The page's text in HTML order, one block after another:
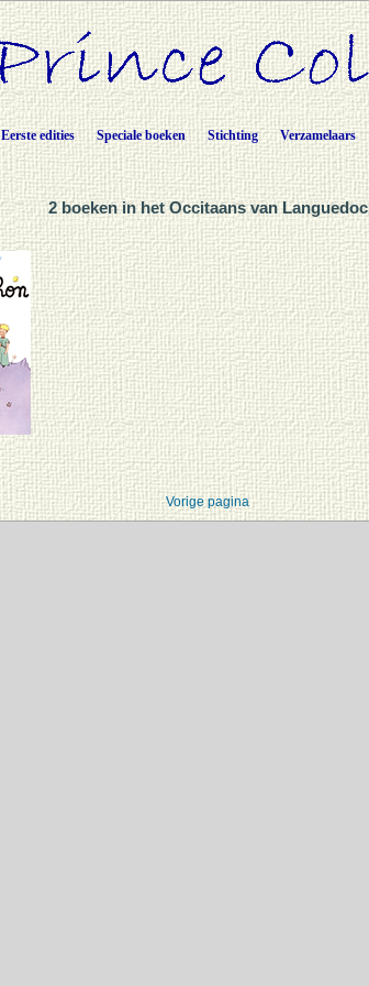
Eerste edities Speciale boeken Stichting Verzamelaars
2 boeken in het Occitaans van Languedoc
Vorige pagina